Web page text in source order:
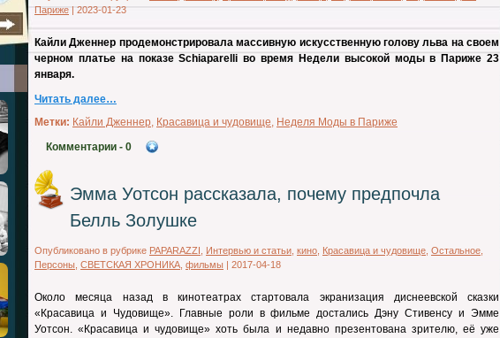
Париже | 2023-01-23
Кайли Дженнер продемонстрировала массивную искусственную голову льва на своем
черном платье на показе Schiaparelli во время Недели высокой моды в Париже 23
января.
Читать далее…
Метки: Кайли Дженнер, Красавица и чудовище, Неделя Моды в Париже
Комментарии - 0
Эмма Уотсон рассказала, почему предпочла
Белль Золушке
Опубликовано в рубрике PAPARAZZI Интервью и статьи кино Красавица и чудовище Остальное
Персоны СВЕТСКАЯ ХРОНИКА фильмы | 2017-04-18
Около месяца назад в кинотеатрах стартовала экранизация диснеевской сказки
«Красавица и Чудовище». Главные роли в фильме достались Дэну Стивенсу и Эмме
Уотсон. «Красавица и чудовище» хоть была и недавно презентована зрителю, её уже